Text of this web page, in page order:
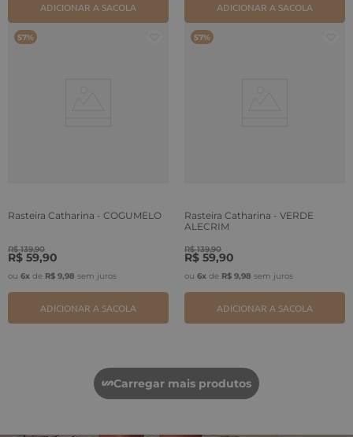
ADICIONAR A SACOLA ADICIONAR A SACOLA
57%
Rasteira Catharina - COGUMELO
R$ 139,90
R$ 59,90
ou 6x de R$ 9,98 sem juros
ADICIONAR A SACOLA
57%
Rasteira Catharina - VERDE
ALECRIM
R$ 139,90
R$ 59,90
ou 6x de R$ 9,98 sem juros
ADICIONAR A SACOLA